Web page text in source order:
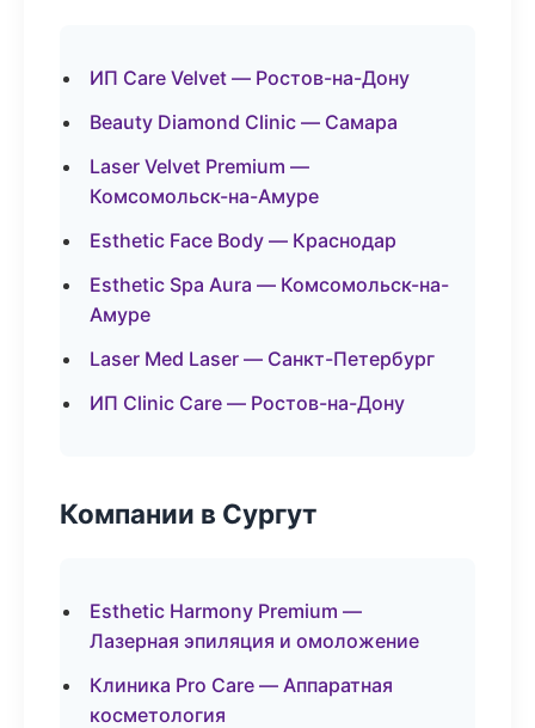
ИП Care Velvet — Ростов-на-Дону
Beauty Diamond Clinic — Самара
Laser Velvet Premium —
Комсомольск-на-Амуре
Esthetic Face Body — Краснодар
Esthetic Spa Aura — Комсомольск-на-
Амуре
Laser Med Laser — Санкт-Петербург
ИП Clinic Care — Ростов-на-Дону
Компании в Сургут
Esthetic Harmony Premium —
Лазерная эпиляция и омоложение
Клиника Pro Care — Аппаратная
косметология